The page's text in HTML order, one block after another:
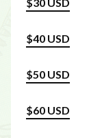
$40 USD
$50 USD
$60 USD